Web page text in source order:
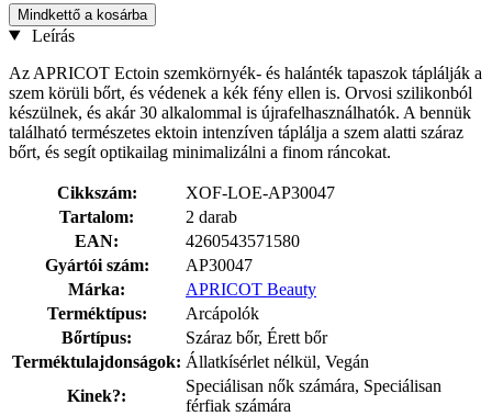
Mindkettő a kosárba
Leírás
Az APRICOT Ectoin szemkörnyék- és halánték tapaszok táplálják a
szem körüli bőrt, és védenek a kék fény ellen is. Orvosi szilikonból
készülnek, és akár 30 alkalommal is újrafelhasználhatók. A bennük
található természetes ektoin intenzíven táplálja a szem alatti száraz
bőrt, és segít optikailag minimalizálni a finom ráncokat.
Cikkszám:
XOF-LOE-AP30047
Tartalom:
2 darab
EAN:
4260543571580
Gyártói szám:
AP30047
Márka:
APRICOT Beauty
Terméktípus:
Arcápolók
Bőrtípus:
Száraz bőr, Érett bőr
Terméktulajdonságok: Állatkísérlet nélkül, Vegán
Kinek?:
Speciálisan nők számára, Speciálisan
férfiak számára